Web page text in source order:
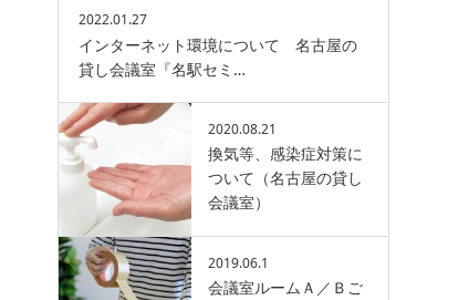
2022.01.27
インターネット環境について 名古屋の
貸し会議室『名駅セミ…
2020.08.21
換気等、感染症対策に
ついて（名古屋の貸し
会議室）
2019.06.1
会議室ルームＡ／Ｂご